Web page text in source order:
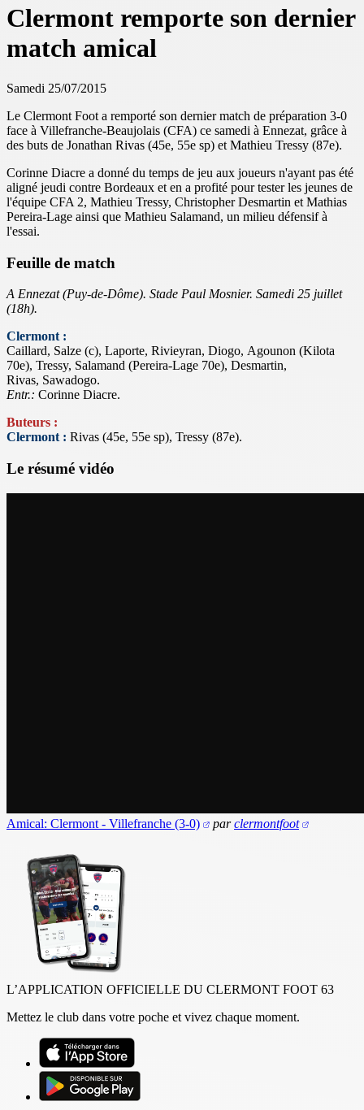
Clermont remporte son dernier
match amical
Samedi 25/07/2015
Le Clermont Foot a remporté son dernier match de préparation 3-0
face à Villefranche-Beaujolais (CFA) ce samedi à Ennezat, grâce à
des buts de Jonathan Rivas (45e, 55e sp) et Mathieu Tressy (87e).
Corinne Diacre a donné du temps de jeu aux joueurs n'ayant pas été
aligné jeudi contre Bordeaux et en a profité pour tester les jeunes de
l'équipe CFA 2, Mathieu Tressy, Christopher Desmartin et Mathias
Pereira-Lage ainsi que Mathieu Salamand, un milieu défensif à
l'essai.
Feuille de match
A Ennezat (Puy-de-Dôme). Stade Paul Mosnier. Samedi 25 juillet
(18h).
Clermont :
Caillard, Salze (c), Laporte, Rivieyran, Diogo, Agounon (Kilota
70e), Tressy, Salamand (Pereira-Lage 70e), Desmartin,
Rivas, Sawadogo.
Entr.: Corinne Diacre.
Buteurs :
Clermont : Rivas (45e, 55e sp), Tressy (87e).
Le résumé vidéo
Amical: Clermont - Villefranche (3-0) parclermontfoot
L’APPLICATION OFFICIELLE DU CLERMONT FOOT 63
Mettez le club dans votre poche et vivez chaque moment.